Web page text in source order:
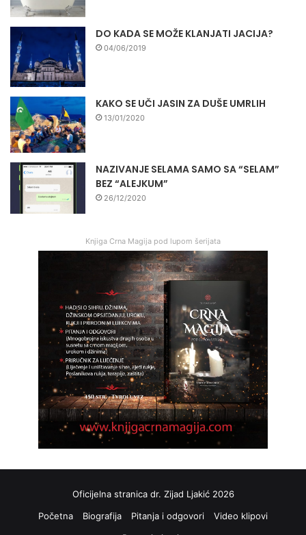
DO KADA SE MOŽE KLANJATI JACIJA?
04/06/2019
KAKO SE UČI JASIN ZA DUŠE UMRLIH
13/01/2020
NAZIVANJE SELAMA SAMO SA “SELAM”
BEZ “ALEJKUM”
26/12/2020
Knjiga Crna Magija pod lupom šerijata
Oficijelna stranica dr. Zijad Ljakić 2026
Početna
Biografija Pitanja i odgovori
Video klipovi